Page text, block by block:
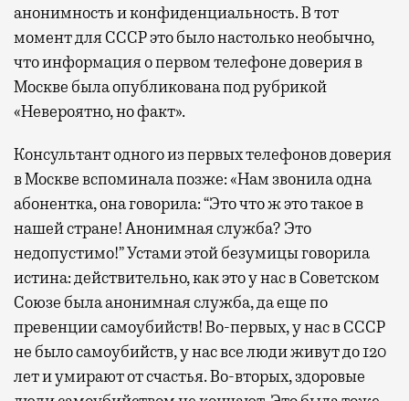
анонимность и конфиденциальность. В тот
момент для СССР это было настолько необычно,
что информация о первом телефоне доверия в
Москве была опубликована под рубрикой
«Невероятно, но факт».
Консультант одного из первых телефонов доверия
в Москве вспоминала позже: «Нам звонила одна
абонентка, она говорила: “Это что ж это такое в
нашей стране! Анонимная служба? Это
недопустимо!” Устами этой безумицы говорила
истина: действительно, как это у нас в Советском
Союзе была анонимная служба, да еще по
превенции самоубийств! Во-первых, у нас в СССР
не было самоубийств, у нас все люди живут до 120
лет и умирают от счастья. Во-вторых, здоровые